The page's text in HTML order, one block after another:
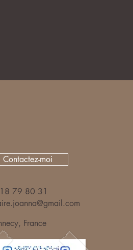
Contactez-moi
79 80 31
France